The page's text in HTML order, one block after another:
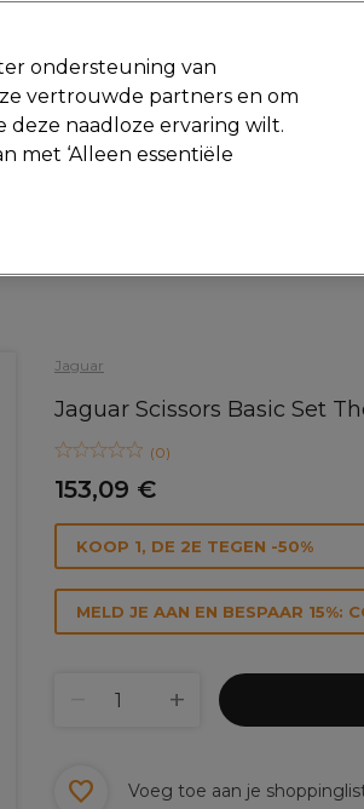
Mannen Vegan Nieuwe producten
Jaguar
Jaguar Scissors Basic Set
(0)
153,09 €
KOOP 1, DE 2E TEGEN -50%
MELD JE AAN EN BESPAAR 15%:
Voeg toe aan je
ondersteuning van
vertrouwde partners en om
deze naadloze ervaring wilt.
met ‘Alleen essentiële